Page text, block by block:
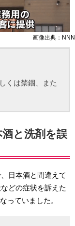
画像出典：NNN
くは禁錮、また
と洗剤を誤
日本酒と間違えて
どの症状を訴えた
っていました。